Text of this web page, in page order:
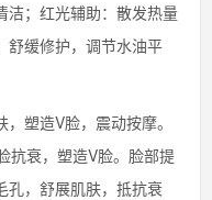
洁；红光辅助：散发热量
舒缓修护，调节水油平
塑造V脸，震动按摩。
抗衰，塑造V脸。脸部提
孔，舒展肌肤，抵抗衰